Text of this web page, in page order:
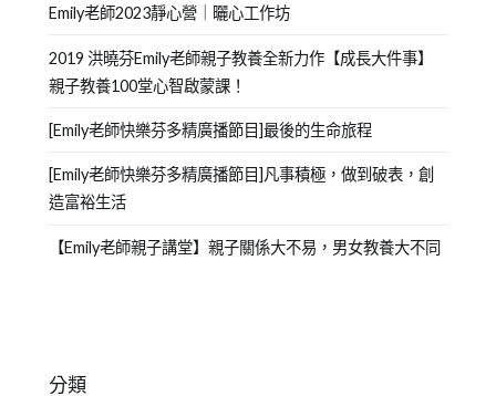
Emily老師2023靜心營｜曬心工作坊
2019 洪曉芬Emily老師親子教養全新力作【成長大件事】
親子教養100堂心智啟蒙課！
[Emily老師快樂芬多精廣播節目]最後的生命旅程
[Emily老師快樂芬多精廣播節目]凡事積極，做到破表，創
造富裕生活
【Emily老師親子講堂】親子關係大不易，男女教養大不同
分類